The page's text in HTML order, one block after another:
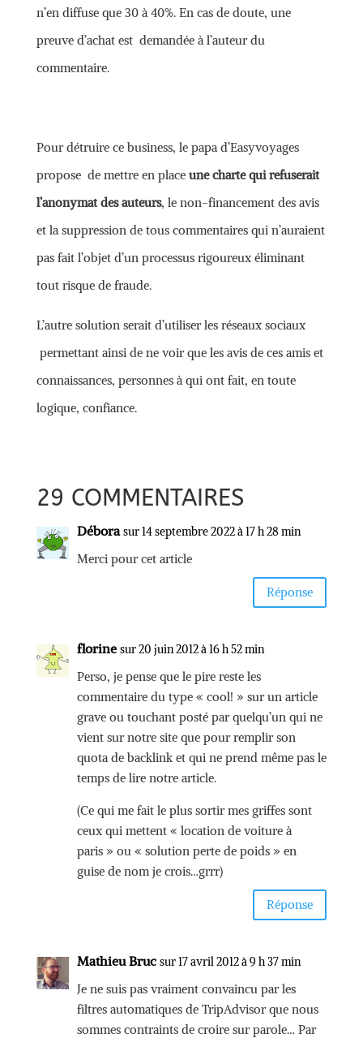
n’en diffuse que 30 à 40%. En cas de doute, une
preuve d’achat est demandée à l’auteur du
commentaire.
Pour détruire ce business, le papa d’Easyvoyages
propose de mettre en place une charte qui refuserait
l’anonymat des auteurs, le non-financement des avis
et la suppression de tous commentaires qui n’auraient
pas fait l’objet d’un processus rigoureux éliminant
tout risque de fraude.
L’autre solution serait d’utiliser les réseaux sociaux
permettant ainsi de ne voir que les avis de ces amis et
connaissances, personnes à qui ont fait, en toute
logique, confiance.
29 COMMENTAIRES
Débora sur 14 septembre 2022 à 17 h 28 min
Merci pour cet article
Réponse
florine sur 20 juin 2012 à 16 h 52 min
Perso, je pense que le pire reste les
commentaire du type « cool! » sur un article
grave ou touchant posté par quelqu’un qui ne
vient sur notre site que pour remplir son
quota de backlink et qui ne prend même pas le
temps de lire notre article.
(Ce qui me fait le plus sortir mes griffes sont
ceux qui mettent « location de voiture à
paris » ou « solution perte de poids » en
guise de nom je crois…grrr)
Réponse
Mathieu Bruc sur 17 avril 2012 à 9 h 37 min
Je ne suis pas vraiment convaincu par les
filtres automatiques de TripAdvisor que nous
sommes contraints de croire sur parole… Par